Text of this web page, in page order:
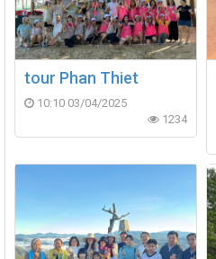
tour Phan Thiet
10:10 03/04/2025
1234